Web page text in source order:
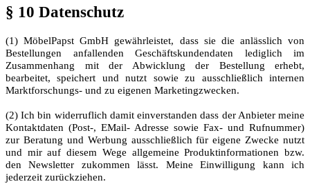
§ 10 Datenschutz
(1) MöbelPapst GmbH gewährleistet, dass sie die anlässlich von
Bestellungen anfallenden Geschäftskundendaten lediglich im
Zusammenhang mit der Abwicklung der Bestellung erhebt,
bearbeitet, speichert und nutzt sowie zu ausschließlich internen
Marktforschungs- und zu eigenen Marketingzwecken.
(2) Ich bin widerruflich damit einverstanden dass der Anbieter meine
Kontaktdaten (Post-, EMail- Adresse sowie Fax- und Rufnummer)
zur Beratung und Werbung ausschließlich für eigene Zwecke nutzt
und mir auf diesem Wege allgemeine Produktinformationen bzw.
den Newsletter zukommen lässt. Meine Einwilligung kann ich
jederzeit zurückziehen.